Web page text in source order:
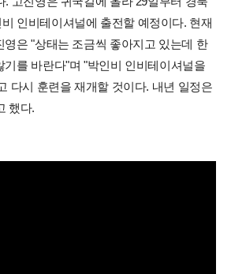
인비테이셔널에 출전할 예정이다. 현재
영은 "상태는 조금씩 좋아지고 있는데 한
기를 바란다"며 "박인비 인비테이셔널을
다시 훈련을 재개할 것이다. 내년 일정은
했다.